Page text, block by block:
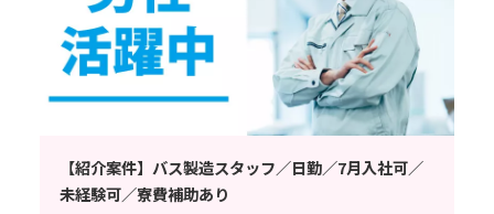
【紹介案件】バス製造スタッフ／日勤／7月入社可／
未経験可／寮費補助あり